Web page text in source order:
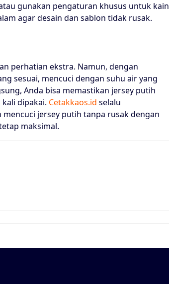
gunakan pengaturan khusus untuk kain
agar desain dan sablon tidak rusak.
perhatian ekstra. Namun, dengan
sesuai, mencuci dengan suhu air yang
Anda bisa memastikan jersey putih
dipakai. Cetakkaos.id selalu
jersey putih tanpa rusak dengan
maksimal.